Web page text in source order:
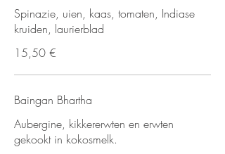
Spinazie, uien, kaas, tomaten, Indiase
kruiden, laurierblad
15,50 €
Baingan Bhartha
Aubergine, kikkererwten en erwten
gekookt in kokosmelk.